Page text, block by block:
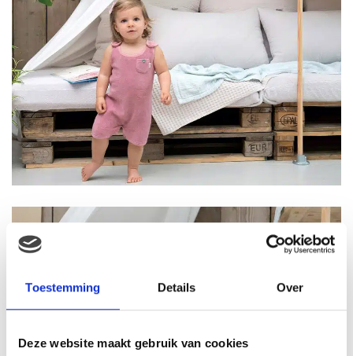
Toestemming Details Over
Deze website maakt gebruik van cookies